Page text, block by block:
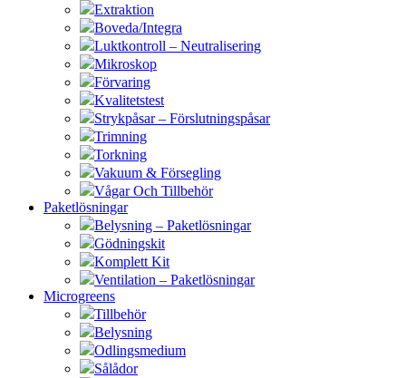
Extraktion
Boveda/Integra
Luktkontroll – Neutralisering
Mikroskop
Förvaring
Kvalitetstest
Strykpåsar – Förslutningspåsar
Trimning
Torkning
Vakuum & Försegling
Vågar Och Tillbehör
Paketlösningar
Belysning – Paketlösningar
Gödningskit
Komplett Kit
Ventilation – Paketlösningar
Microgreens
Tillbehör
Belysning
Odlingsmedium
Sålådor